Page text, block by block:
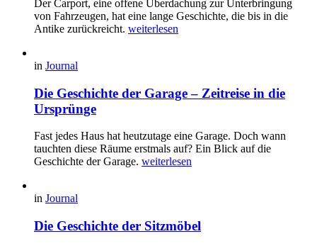
Der Carport, eine offene Überdachung zur Unterbringung
von Fahrzeugen, hat eine lange Geschichte, die bis in die
Antike zurückreicht. weiterlesen
in Journal
Die Geschichte der Garage – Zeitreise in die
Ursprünge
Fast jedes Haus hat heutzutage eine Garage. Doch wann
tauchten diese Räume erstmals auf? Ein Blick auf die
Geschichte der Garage. weiterlesen
in Journal
Die Geschichte der Sitzmöbel